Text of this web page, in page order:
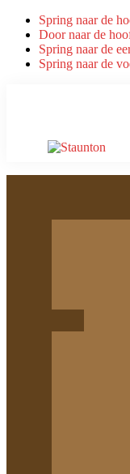
Spring naar de
Door naar de
Spring naar de
Spring naar de